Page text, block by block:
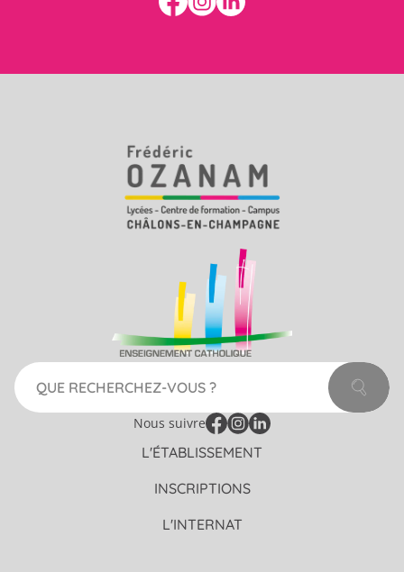
Facebook
Instagram
Linkedin
Lycée polyvalent Frédéric OZANAM
Nous suivre Facebook
Instagram
Linkedin
L'ÉTABLISSEMENT
INSCRIPTIONS
L'INTERNAT